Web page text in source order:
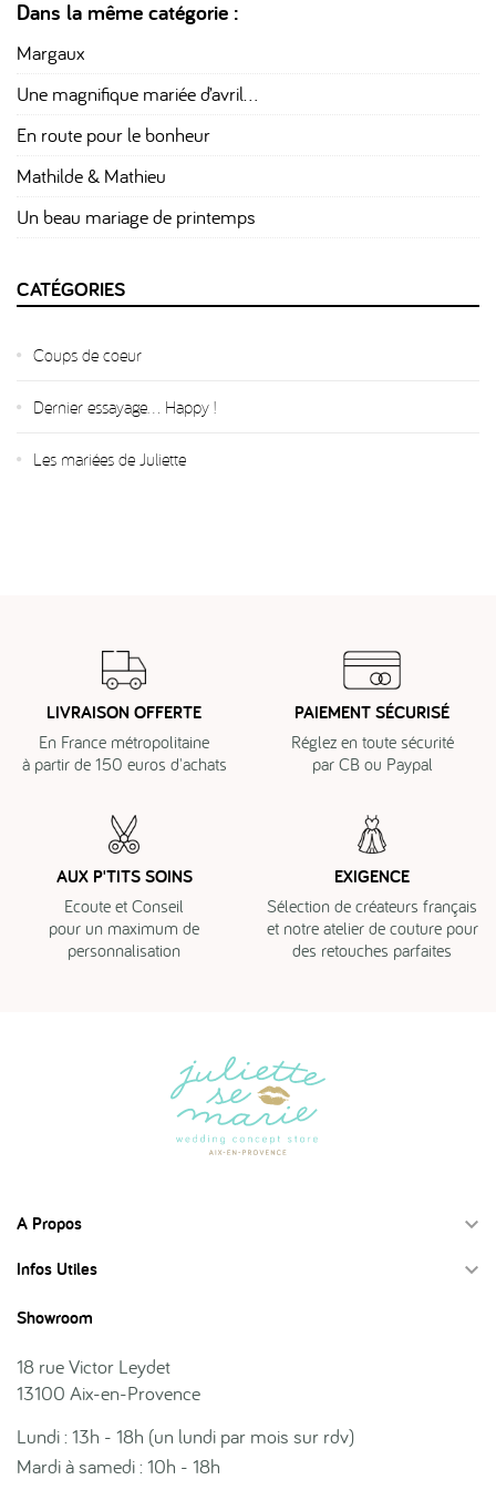
Dans la même catégorie :
Margaux
Une magnifique mariée d’avril…
En route pour le bonheur
Mathilde & Mathieu
Un beau mariage de printemps
CATÉGORIES
Coups de coeur
Dernier essayage... Happy !
Les mariées de Juliette
LIVRAISON OFFERTE
En France métropolitaine
à partir de 150 euros d'achats
PAIEMENT SÉCURISÉ
Réglez en toute sécurité
par CB ou Paypal
AUX P'TITS SOINS
Ecoute et Conseil
pour un maximum de
personnalisation
EXIGENCE
Sélection de créateurs français
et notre atelier de couture pour
des retouches parfaites
A Propos 
Infos Utiles 
Showroom
18 rue Victor Leydet
13100 Aix-en-Provence
Lundi : 13h - 18h (un lundi par mois sur rdv)
Mardi à samedi : 10h - 18h